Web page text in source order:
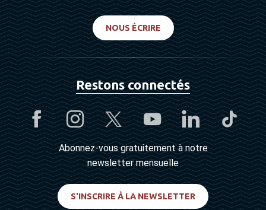
NOUS ÉCRIRE
Restons connectés
Abonnez-vous gratuitement à notre
newsletter mensuelle
S'INSCRIRE À LA NEWSLETTER